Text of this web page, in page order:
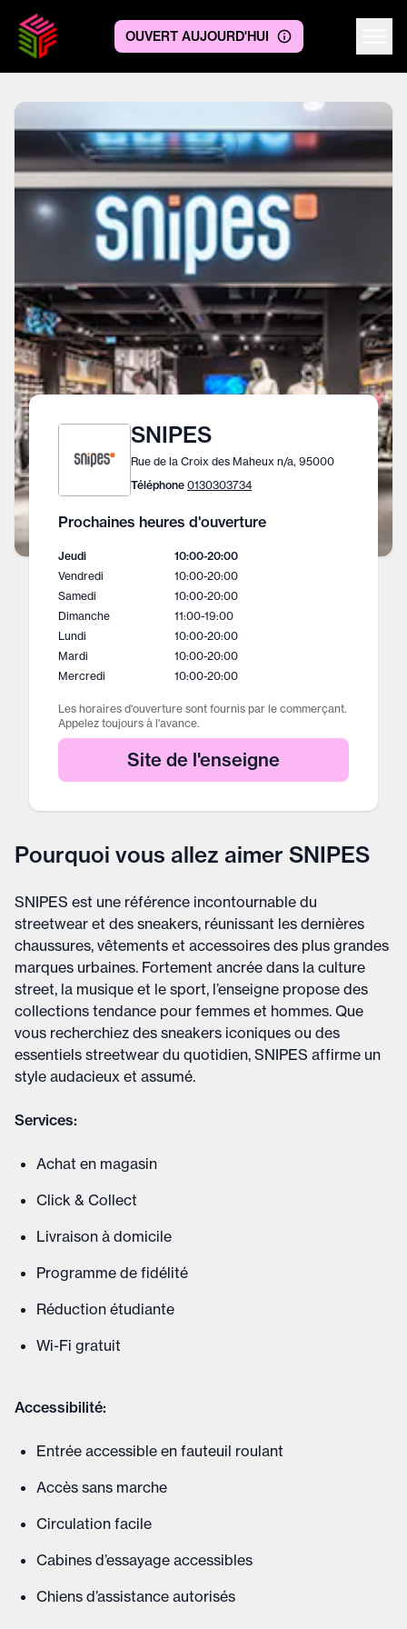
Centre logo
OUVERT AUJOURD'HUI
SNIPES
Rue de la Croix des Maheux n/a, 95000
Téléphone 0130303734
Prochaines heures d'ouverture
Jeudi 10:00-20:00
Vendredi
10:00-20:00
Samedi
10:00-20:00
Dimanche
11:00-19:00
Lundi
10:00-20:00
Mardi
10:00-20:00
Mercredi
10:00-20:00
Les horaires d'ouverture sont fournis par le commerçant.
Appelez toujours à l'avance.
Site de l'enseigne
Pourquoi vous allez aimer SNIPES
SNIPES est une référence incontournable du
streetwear et des sneakers, réunissant les dernières
chaussures, vêtements et accessoires des plus grandes
marques urbaines. Fortement ancrée dans la culture
street, la musique et le sport, l’enseigne propose des
collections tendance pour femmes et hommes. Que
vous recherchiez des sneakers iconiques ou des
essentiels streetwear du quotidien, SNIPES affirme un
style audacieux et assumé.
Services:
Achat en magasin
Click & Collect
Livraison à domicile
Programme de fidélité
Réduction étudiante
Wi-Fi gratuit
Accessibilité:
Entrée accessible en fauteuil roulant
Accès sans marche
Circulation facile
Cabines d’essayage accessibles
Chiens d’assistance autorisés